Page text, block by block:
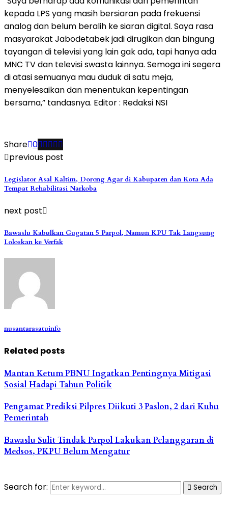
kepada LPS yang masih bersiaran pada frekuensi
analog dan belum beralih ke siaran digital. Saya rasa
masyarakat Jabodetabek jadi dirugikan dan bingung
tayangan di televisi yang lain gak ada, tapi hanya ada
MNC TV dan televisi swasta lainnya. Semoga ini segera
di atasi semuanya mau duduk di satu meja,
menyelesaikan dan menentukan kepentingan
bersama,” tandasnya. Editor : Redaksi NSI
Share 0
previous post
Legislator Asal Kaltim, Dorong Agar di Kabupaten dan Kota Ada
Tempat Rehabilitasi Narkoba
next post
Bawaslu Kabulkan Gugatan 5 Parpol, Namun KPU Tak Langsung
Loloskan ke Verfak
nusantarasatuinfo
Related posts
Mantan Ketum PBNU Ingatkan Pentingnya Mitigasi
Sosial Hadapi Tahun Politik
Pengamat Prediksi Pilpres Diikuti 3 Paslon, 2 dari Kubu
Pemerintah
Bawaslu Sulit Tindak Parpol Lakukan Pelanggaran di
Medsos, PKPU Belum Mengatur
Search for: Search